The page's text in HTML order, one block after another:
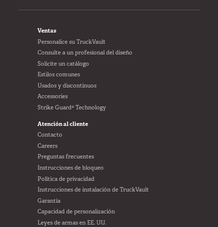
FOOTER
Ventas
Personalice su TruckVault
Consulte a un profesional del diseño
Solicite un catálogo
Estilos comunes
Usados y discontinuos
Accessories
Strike Guard® Technology
Atención al cliente
Contacto
Careers
Preguntas frecuentes
Instrucciones de bloqueo
Política de privacidad
Instrucciones de instalación de TruckVault
Garantía
Capacidad de personalización
Leyes de armas en EE. UU.